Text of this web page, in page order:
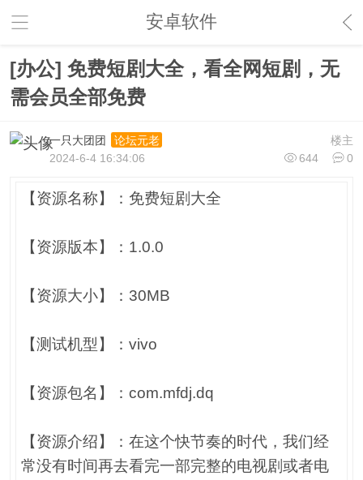
安卓软件
[办公] 免费短剧大全，看全网短剧，无
需会员全部免费
楼主
一只大团团
论坛元老
644
0
2024-6-4 16:34:06
【资源名称】：免费短剧大全
【资源版本】：1.0.0
【资源大小】：30MB
【测试机型】：vivo
【资源包名】：com.mfdj.dq
【资源介绍】：在这个快节奏的时代，我们经
常没有时间再去看完一部完整的电视剧或者电